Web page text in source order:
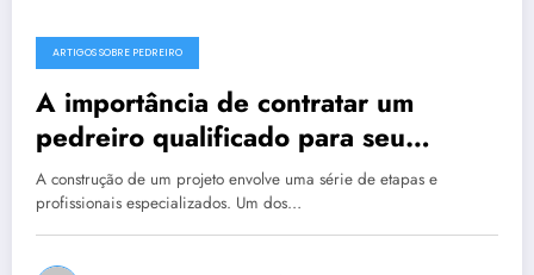
ARTIGOS SOBRE PEDREIRO
A importância de contratar um
pedreiro qualificado para seu
projeto de construção
A construção de um projeto envolve uma série de etapas e
profissionais especializados. Um dos…